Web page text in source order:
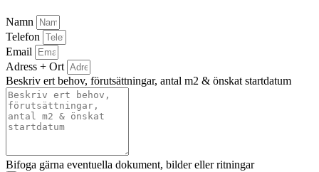
Namn
Telefon
Email
Adress + Ort
Beskriv ert behov, förutsättningar, antal m2 & önskat startdatum
Bifoga gärna eventuella dokument, bilder eller ritningar